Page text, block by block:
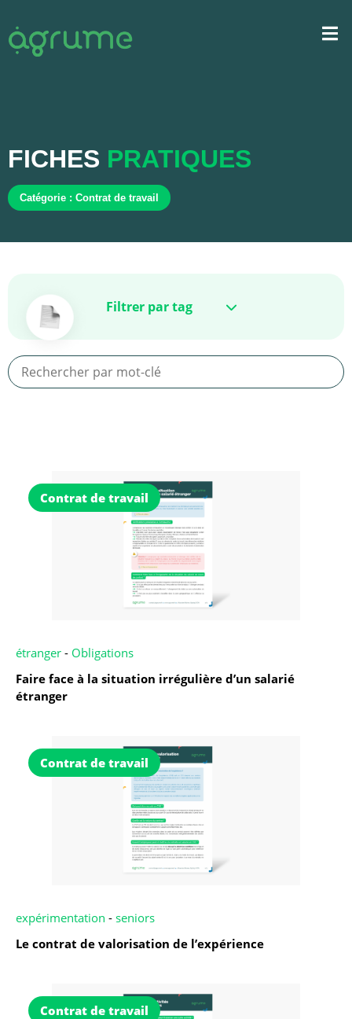
FICHES PRATIQUES
Catégorie : Contrat de travail
Contrat de travail
étranger - Obligations
Faire face à la situation irrégulière d’un salarié
étranger
Contrat de travail
expérimentation - seniors
Le contrat de valorisation de l’expérience
Contrat de travail